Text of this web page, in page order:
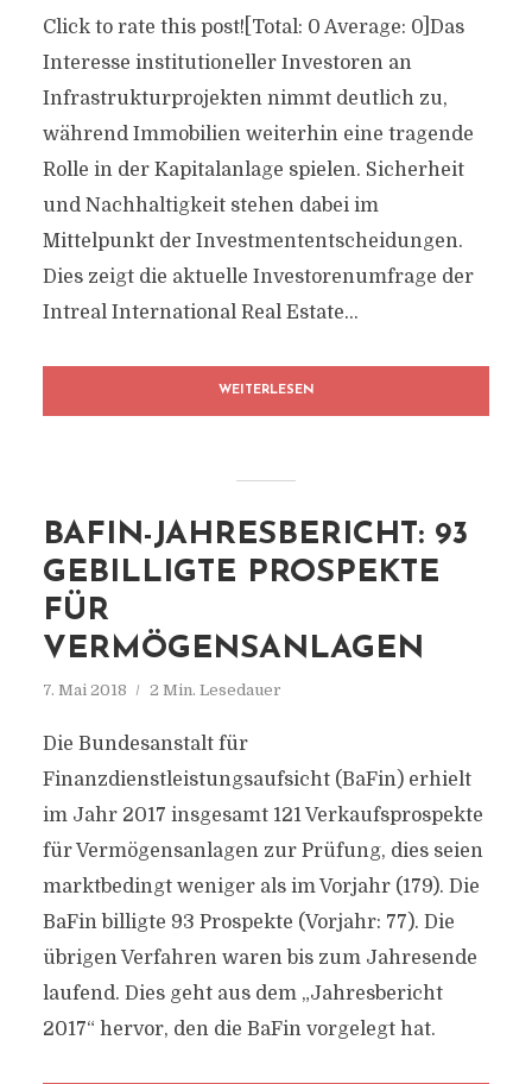
Click to rate this post![Total: 0 Average: 0]Das
Interesse institutioneller Investoren an
Infrastrukturprojekten nimmt deutlich zu,
während Immobilien weiterhin eine tragende
Rolle in der Kapitalanlage spielen. Sicherheit
und Nachhaltigkeit stehen dabei im
Mittelpunkt der Investmententscheidungen.
Dies zeigt die aktuelle Investorenumfrage der
Intreal International Real Estate...
WEITERLESEN
BAFIN-JAHRESBERICHT: 93
GEBILLIGTE PROSPEKTE
FÜR
VERMÖGENSANLAGEN
7. Mai 2018 2 Min. Lesedauer
Die Bundesanstalt für
Finanzdienstleistungsaufsicht (BaFin) erhielt
im Jahr 2017 insgesamt 121 Verkaufsprospekte
für Vermögensanlagen zur Prüfung, dies seien
marktbedingt weniger als im Vorjahr (179). Die
BaFin billigte 93 Prospekte (Vorjahr: 77). Die
übrigen Verfahren waren bis zum Jahresende
laufend. Dies geht aus dem „Jahresbericht
2017“ hervor, den die BaFin vorgelegt hat.